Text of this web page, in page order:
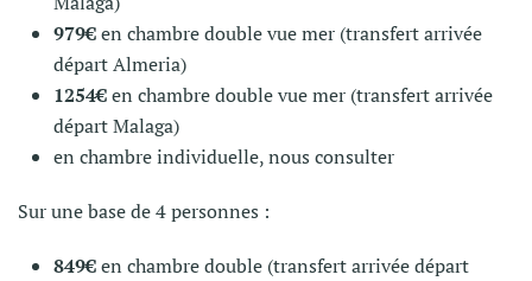
979€en chambre double vue mer (transfert arrivée
départ Almeria)
1254€en chambre double vue mer (transfert arrivée
départ Malaga)
en chambre individuelle, nous consulter
Sur une base de 4 personnes :
849€en chambre double (transfert arrivée départ